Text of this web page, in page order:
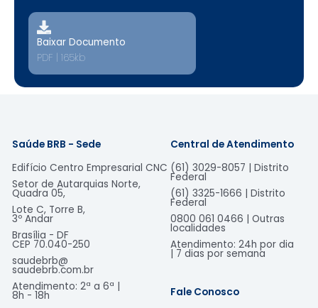
Baixar Documento
PDF | 165kb
Saúde BRB - Sede
Edifício Centro Empresarial CNC
Setor de Autarquias Norte,
Quadra 05,
Lote C, Torre B,
3º Andar
Brasília - DF
CEP 70.040-250
saudebrb@
saudebrb.com.br
Atendimento: 2ª a 6ª |
8h - 18h​
Central de Atendimento
(61) 3029-8057 | Distrito
Federal
(61) 3325-1666 | Distrito
Federal
0800 061 0466 | Outras
localidades
Atendimento: 24h por dia
| 7 dias por semana
Fale Conosco